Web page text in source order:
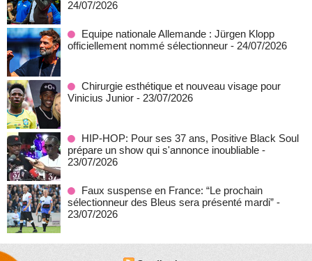
24/07/2026
Equipe nationale Allemande : Jürgen Klopp
officiellement nommé sélectionneur - 24/07/2026
Chirurgie esthétique et nouveau visage pour
Vinicius Junior - 23/07/2026
HIP-HOP: Pour ses 37 ans, Positive Black Soul
prépare un show qui s'annonce inoubliable -
23/07/2026
Faux suspense en France: “Le prochain
sélectionneur des Bleus sera présenté mardi” -
23/07/2026